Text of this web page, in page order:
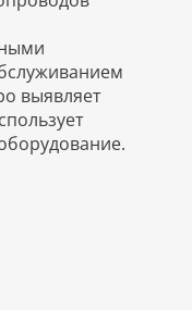
выявляет